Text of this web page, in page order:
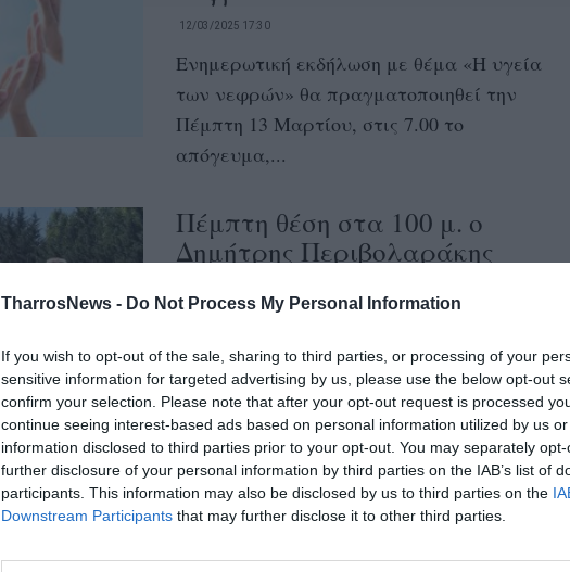
TharrosNews - Do Not Process My Personal Information
If you wish to opt-out of the sale, sharing to third parties, or processing of your
sensitive information for targeted advertising by us, please use the below opt-out
confirm your selection. Please note that after your opt-out request is processed
continue seeing interest-based ads based on personal information utilized by us
information disclosed to third parties prior to your opt-out. You may separately
further disclosure of your personal information by third parties on the IAB’s list of
participants. This information may also be disclosed by us to third parties on the
Downstream Participants that may further disclose it to other third parties.
12/03/2025 17:30
Ενημερωτική εκδήλωση με θέμα «Η υγεία
των νεφρών» θα πραγματοποιηθεί την
Πέμπτη 13 Μαρτίου, στις 7.00 το
απόγευμα,...
Πέμπτη θέση στα 100 μ. ο
Δημήτρης Περιβολαράκης
νεφροπαθών και
28/07/2024 07:45
Την πέμπτη θέση στα 100 μ. μ’ επίδοση
15.84 μ. (συμμετείχαν 10 αθλητές στην
κούρσα) στους πανευρωπαϊκούς αγώνες...